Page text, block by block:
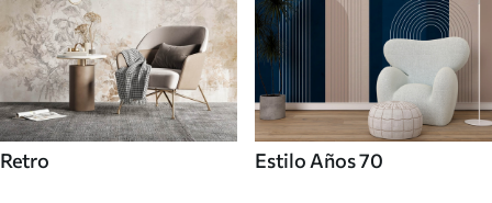
Retro Estilo Años 70